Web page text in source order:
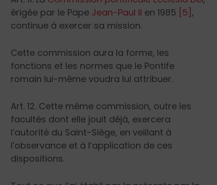
érigée par le Pape Jean-Paul II en 1985 [5] ,
continue à exercer sa mission.
Cette commission aura la forme, les
fonctions et les normes que le Pontife
romain lui-même voudra lui attribuer.
Art. 12. Cette même commission, outre les
facultés dont elle jouit déjà, exercera
l’autorité du Saint-Siège, en veillant à
l’observance et à l’application de ces
dispositions.